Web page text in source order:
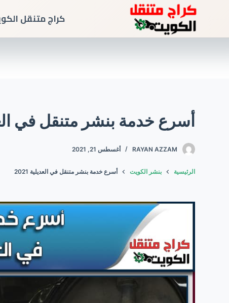
كراج متنقل
أسرع خدمة بنشر متنقل في
RAYAN AZZAM أغسطس 21, 2021
الرئيسية بنشر الكويت أسرع خدمة بنشر متنقل في العديلية 2021